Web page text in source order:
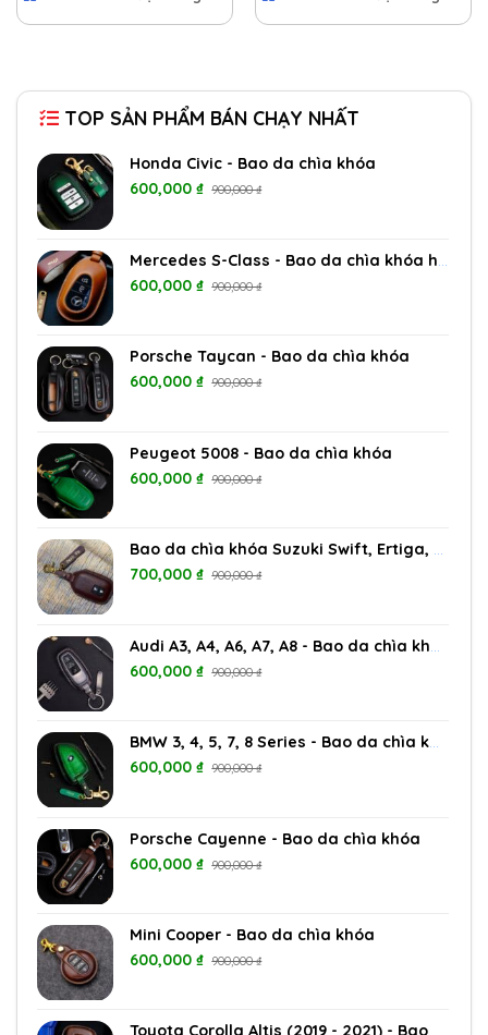
TOP SẢN PHẨM BÁN CHẠY NHẤT
Honda Civic - Bao da chìa khóa
600,000₫ 900,000₫
Mercedes S-Class - Bao da chìa khóa hở nút
600,000₫ 900,000₫
Porsche Taycan - Bao da chìa khóa
600,000₫ 900,000₫
Peugeot 5008 - Bao da chìa khóa
600,000₫ 900,000₫
Bao da chìa khóa Suzuki Swift, Ertiga, Vitara, XL7
700,000₫ 900,000₫
Audi A3, A4, A6, A7, A8 - Bao da chìa khóa
600,000₫ 900,000₫
BMW 3, 4, 5, 7, 8 Series - Bao da chìa khóa
600,000₫ 900,000₫
Porsche Cayenne - Bao da chìa khóa
600,000₫ 900,000₫
Mini Cooper - Bao da chìa khóa
600,000₫ 900,000₫